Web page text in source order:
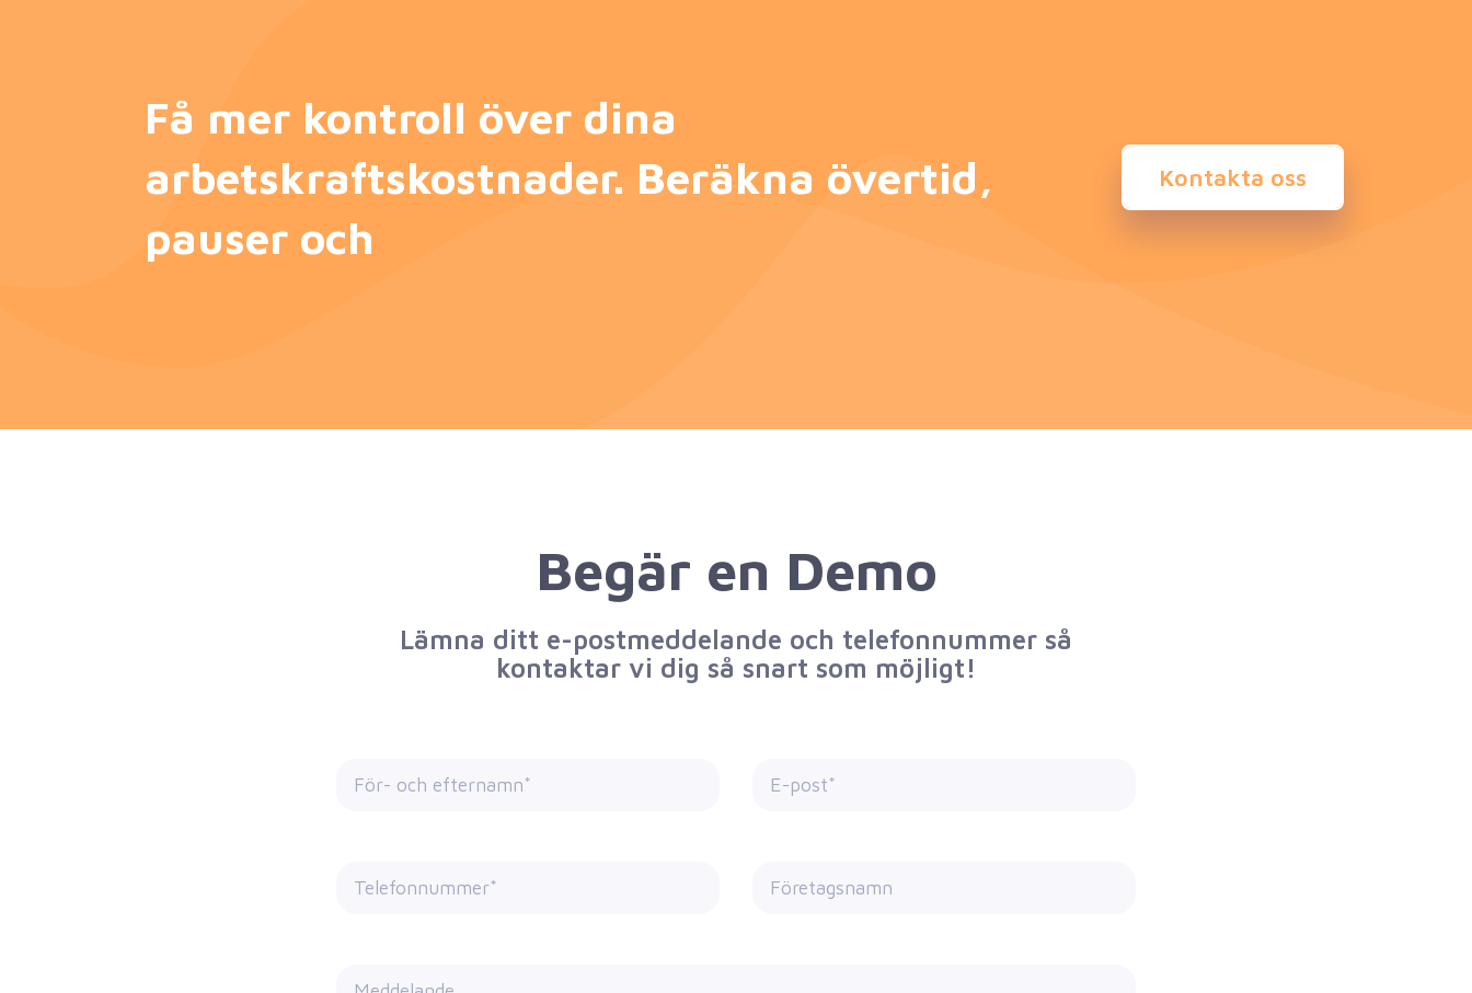
Få mer kontroll över dina
arbetskraftskostnader. Beräkna övertid,
pauser och
Kontakta oss
Begär en Demo
Lämna ditt e-postmeddelande och telefonnummer så
kontaktar vi dig så snart som möjligt!